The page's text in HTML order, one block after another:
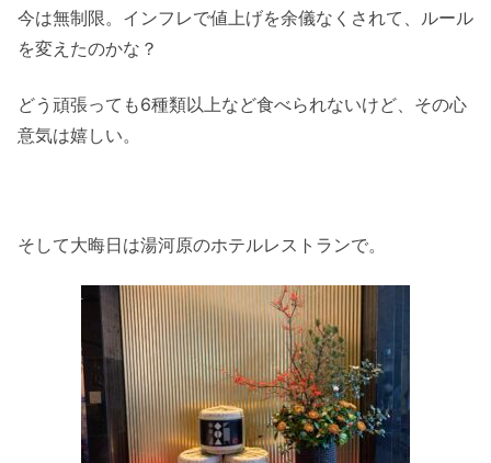
今は無制限。インフレで値上げを余儀なくされて、ルール
を変えたのかな？
どう頑張っても6種類以上など食べられないけど、その心
意気は嬉しい。
そして大晦日は湯河原のホテルレストランで。